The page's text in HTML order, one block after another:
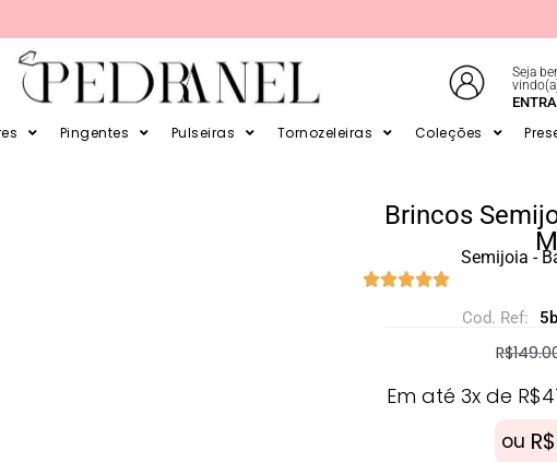
12X E EM ATÉ 6X SEM JUROS NO CARTÃO
Seja
Pingentes Pulseiras Tornozeleiras Coleções
Brincos
Semijoia -
Cod. Ref:
R$
Em até 3x de R$
ou R$